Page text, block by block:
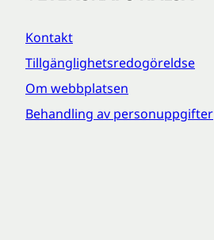
Kontakt
Tillgänglighetsredogöreldse
Om webbplatsen
Behandling av personuppgifter